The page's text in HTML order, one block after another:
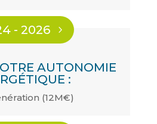
- 2026
AUTONOMIE
:
(12M€)